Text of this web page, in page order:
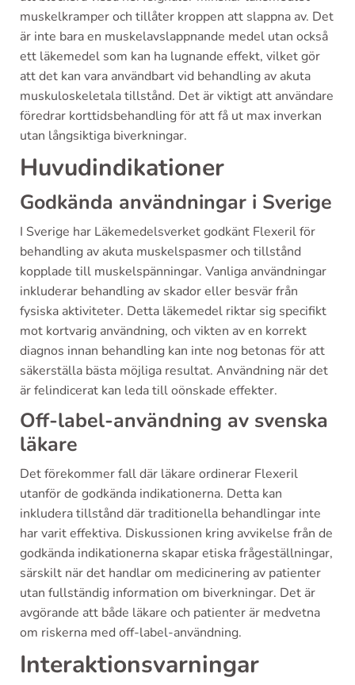
muskelkramper och tillåter kroppen att slappna av. Det
är inte bara en muskelavslappnande medel utan också
ett läkemedel som kan ha lugnande effekt, vilket gör
att det kan vara användbart vid behandling av akuta
muskuloskeletala tillstånd. Det är viktigt att användare
föredrar korttidsbehandling för att få ut max inverkan
utan långsiktiga biverkningar.
Huvudindikationer
Godkända användningar i Sverige
I Sverige har Läkemedelsverket godkänt Flexeril för
behandling av akuta muskelspasmer och tillstånd
kopplade till muskelspänningar. Vanliga användningar
inkluderar behandling av skador eller besvär från
fysiska aktiviteter. Detta läkemedel riktar sig specifikt
mot kortvarig användning, och vikten av en korrekt
diagnos innan behandling kan inte nog betonas för att
säkerställa bästa möjliga resultat. Användning när det
är felindicerat kan leda till oönskade effekter.
Off-label-användning av svenska
läkare
Det förekommer fall där läkare ordinerar Flexeril
utanför de godkända indikationerna. Detta kan
inkludera tillstånd där traditionella behandlingar inte
har varit effektiva. Diskussionen kring avvikelse från de
godkända indikationerna skapar etiska frågeställningar,
särskilt när det handlar om medicinering av patienter
utan fullständig information om biverkningar. Det är
avgörande att både läkare och patienter är medvetna
om riskerna med off-label-användning.
Interaktionsvarningar